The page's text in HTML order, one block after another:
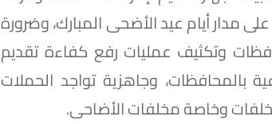
مدار أيام عيد الأضحى المبارك، وضرورة
وتكثيف عمليات رفع كفاءة تقديم
بالمحافظات، وجاهزية تواجد الحملات
وخاصة مخلفات الأضاحى.